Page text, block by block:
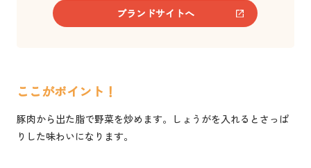
ブランドサイトへ
ここがポイント！
豚肉から出た脂で野菜を炒めます。しょうがを入れるとさっぱ
りした味わいになります。